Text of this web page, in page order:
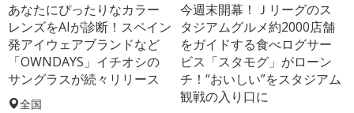
あなたにぴったりなカラー
レンズをAIが診断！スペイン
発アイウェアブランドなど
「OWNDAYS」イチオシの
サングラスが続々リリース
全国
今週末開幕！Ｊリーグのス
タジアムグルメ約2000店舗
をガイドする食べログサー
ビス「スタモグ」がローン
チ！“おいしい”をスタジアム
観戦の入り口に